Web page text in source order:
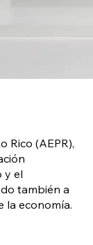
Rico (AEPR),
y el
también a
la economía.